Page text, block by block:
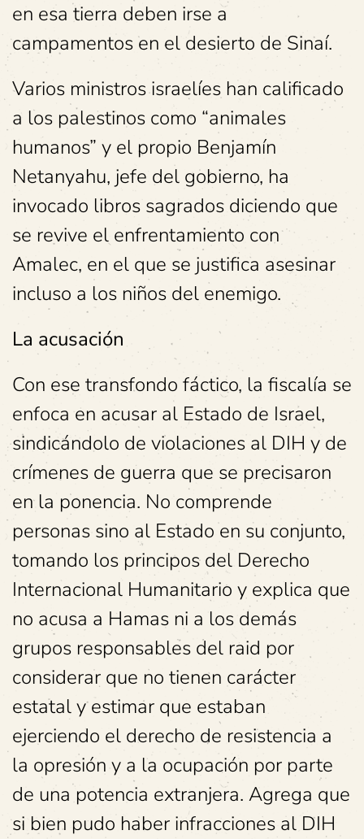
en esa tierra deben irse a
campamentos en el desierto de Sinaí.
Varios ministros israelíes han calificado
a los palestinos como “animales
humanos” y el propio Benjamín
Netanyahu, jefe del gobierno, ha
invocado libros sagrados diciendo que
se revive el enfrentamiento con
Amalec, en el que se justifica asesinar
incluso a los niños del enemigo.
La acusación
Con ese transfondo fáctico, la fiscalía se
enfoca en acusar al Estado de Israel,
sindicándolo de violaciones al DIH y de
crímenes de guerra que se precisaron
en la ponencia. No comprende
personas sino al Estado en su conjunto,
tomando los principos del Derecho
Internacional Humanitario y explica que
no acusa a Hamas ni a los demás
grupos responsables del raid por
considerar que no tienen carácter
estatal y estimar que estaban
ejerciendo el derecho de resistencia a
la opresión y a la ocupación por parte
de una potencia extranjera. Agrega que
si bien pudo haber infracciones al DIH